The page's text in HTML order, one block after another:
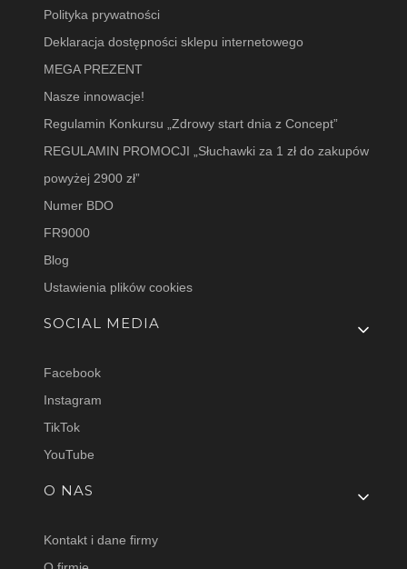
Polityka prywatności
Deklaracja dostępności sklepu internetowego
MEGA PREZENT
Nasze innowacje!
Regulamin Konkursu „Zdrowy start dnia z Concept”
REGULAMIN PROMOCJI „Słuchawki za 1 zł do zakupów
powyżej 2900 zł”
Numer BDO
FR9000
Blog
Ustawienia plików cookies
SOCIAL MEDIA
Facebook
Instagram
TikTok
YouTube
O NAS
Kontakt i dane firmy